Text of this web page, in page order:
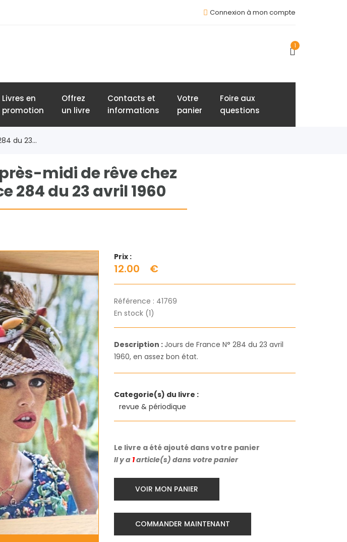
Connexion à mon compte
1
Livres en
promotion
Offrez
un livre
Contacts et
informations
Votre
panier
Foire aux
questions
du 23...
midi de rêve chez
284 du 23 avril 1960
Prix :
12.00 €
Référence : 41769
En stock (1)
Description :Jours de France N° 284 du 23 avril
1960, en assez bon état.
Categorie(s) du livre :
revue & périodique
Le livre a été ajouté dans votre panier
Il y a 1article(s) dans votre panier
VOIR MON PANIER
COMMANDER MAINTENANT